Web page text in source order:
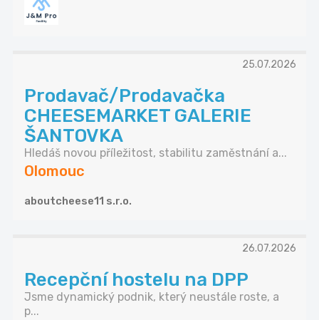
25.07.2026
Prodavač/Prodavačka
CHEESEMARKET GALERIE
ŠANTOVKA
Hledáš novou příležitost, stabilitu zaměstnání a...
Olomouc
aboutcheese11 s.r.o.
26.07.2026
Recepční hostelu na DPP
Jsme dynamický podnik, který neustále roste, a
p...